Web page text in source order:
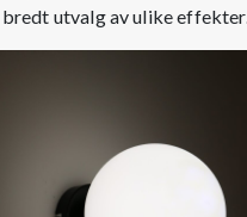
utvalg av ulike effekter.